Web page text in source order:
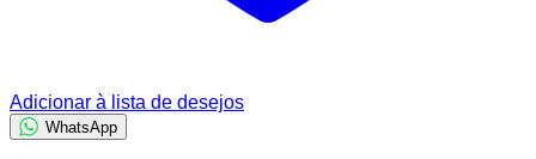
Adicionar à lista de desejos
WhatsApp